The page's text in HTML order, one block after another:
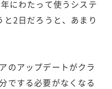
にわたって使うシステ
2日だろうと、あまり
のアップデートがクラ
でする必要がなくなる